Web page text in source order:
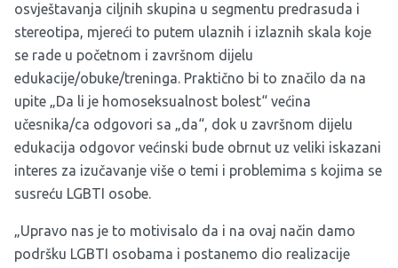
osvještavanja ciljnih skupina u segmentu predrasuda i
stereotipa, mjereći to putem ulaznih i izlaznih skala koje
se rade u početnom i završnom dijelu
edukacije/obuke/treninga. Praktično bi to značilo da na
upite „Da li je homoseksualnost bolest“ većina
učesnika/ca odgovori sa „da“, dok u završnom dijelu
edukacija odgovor većinski bude obrnut uz veliki iskazani
interes za izučavanje više o temi i problemima s kojima se
susreću LGBTI osobe.
„Upravo nas je to motivisalo da i na ovaj način damo
podršku LGBTI osobama i postanemo dio realizacije